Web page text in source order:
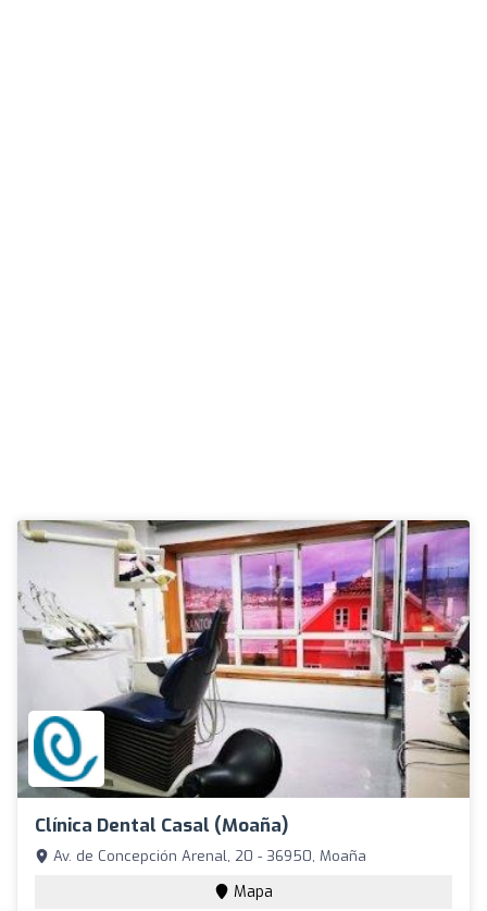
Clínica Dental Casal (Moaña)
Av. de Concepción Arenal, 20 - 36950, Moaña
Mapa